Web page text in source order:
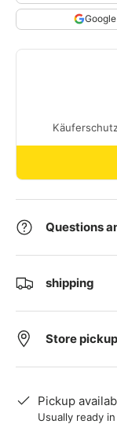
Google
Questions
shipping
Store pickup
Pickup
Usually ready